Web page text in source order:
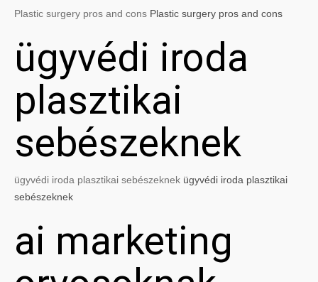
Plastic surgery pros and cons Plastic surgery pros and cons
ügyvédi iroda
plasztikai
sebészeknek
ügyvédi iroda plasztikai sebészeknek ügyvédi iroda plasztikai
sebészeknek
ai marketing